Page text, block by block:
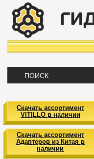
Скачать ассортимент
VITILLO в наличии
Скачать ассортимент
Адаптеров из Китая в
наличии